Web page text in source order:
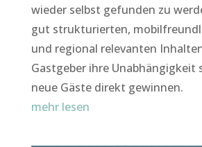
wieder selbst gefunden zu
gut strukturierten,
und regional relevanten
Gastgeber ihre Unabhängigkeit
neue Gäste direkt gewinnen.
mehr lesen